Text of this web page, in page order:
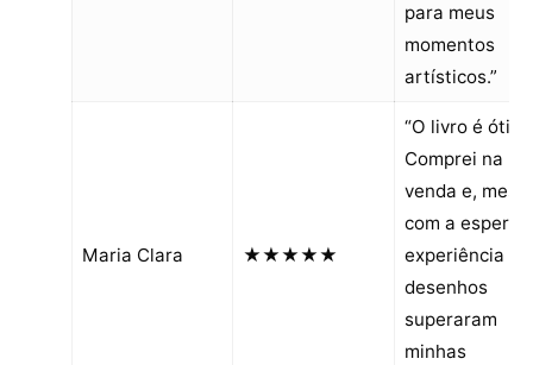
para meus
momentos
artísticos.”
Maria Clara ★★★★★
“O livro é
Comprei na
venda e,
com a espera,
experiência e
desenhos
superaram
minhas